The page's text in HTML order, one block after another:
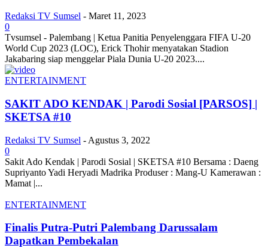
Redaksi TV Sumsel - Maret 11, 2023
0
Tvsumsel - Palembang | Ketua Panitia Penyelenggara FIFA U-20
World Cup 2023 (LOC), Erick Thohir menyatakan Stadion
Jakabaring siap menggelar Piala Dunia U-20 2023....
ENTERTAINMENT
SAKIT ADO KENDAK | Parodi Sosial [PARSOS] |
SKETSA #10
Redaksi TV Sumsel - Agustus 3, 2022
0
Sakit Ado Kendak | Parodi Sosial | SKETSA #10 Bersama : Daeng
Supriyanto Yadi Heryadi Madrika Produser : Mang-U Kamerawan :
Mamat |...
ENTERTAINMENT
Finalis Putra-Putri Palembang Darussalam
Dapatkan Pembekalan